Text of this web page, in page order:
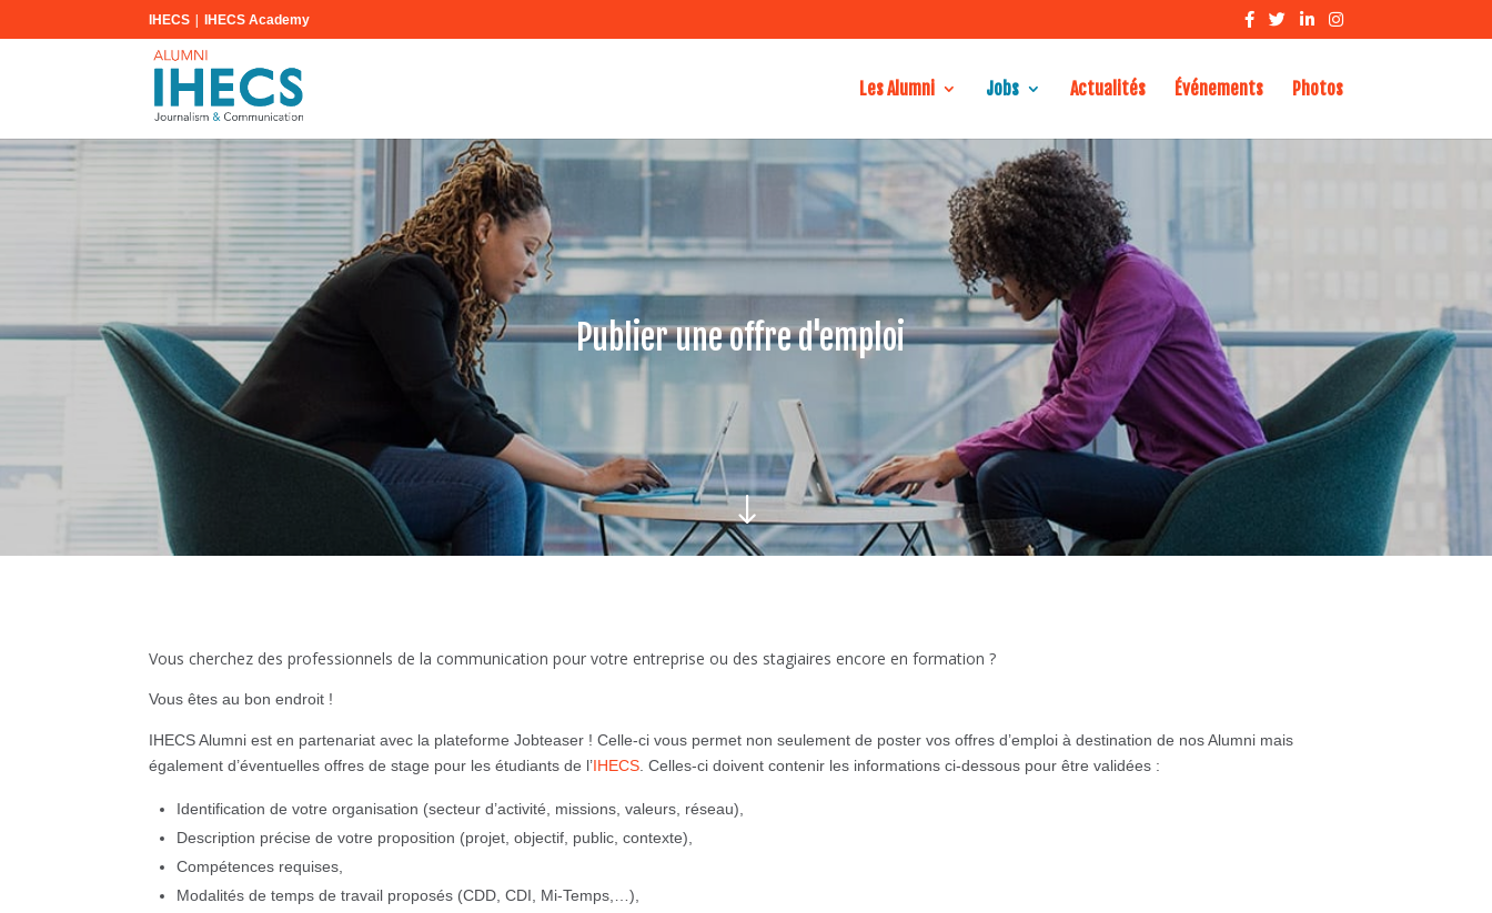
IHECS |IHECS Academy
Les Alumni Jobs Actualités Événements Photos
Publier une offre d'emploi
"
Vous cherchez des professionnels de la communication pour votre entreprise ou des stagiaires encore en formation ?
Vous êtes au bon endroit !
IHECS Alumni est en partenariat avec la plateforme Jobteaser ! Celle-ci vous permet non seulement de poster vos offres d’emploi à destination de nos Alumni mais
également d’éventuelles offres de stage pour les étudiants de l’IHECS . Celles-ci doivent contenir les informations ci-dessous pour être validées :
Identification de votre organisation (secteur d’activité, missions, valeurs, réseau),
Description précise de votre proposition (projet, objectif, public, contexte),
Compétences requises,
Modalités de temps de travail proposés (CDD, CDI, Mi-Temps,…),